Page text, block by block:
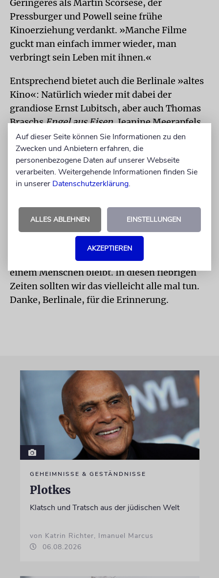
Geringeres als Martin Scorsese, der
Pressburger und Powell seine frühe
Kinoerziehung verdankt. »Manche Filme
guckt man einfach immer wieder, man
verbringt sein Leben mit ihnen.«
Entsprechend bietet auch die Berlinale »altes
Kino«: Natürlich wieder mit dabei der
grandiose Ernst Lubitsch, aber auch Thomas
BraschsEngel aus Eisen, Jeanine Meerapfels
Im Land meiner Elternund schließlich das
KleinodDiese Tage in Terezínvon Sibylle
Schönemann, der das kurze Leben des Prager
Kabarettisten Karel Švenk nachzeichnet, der
als »Chaplin von Theresienstadt« traurige
zwei Wochen vor Kriegsende ermordeten. 50
Jahre später suchen die Regisseurin, die
Autorin Lena Makarova und die israelische
Musikerin Victoria Hanna nach dem, was von
einem Menschen bleibt. In diesen fiebrigen
Zeiten sollten wir das vielleicht alle mal tun.
Danke, Berlinale, für die Erinnerung.
GEHEIMNISSE & GESTÄNDNISSE
Plotkes
Klatsch und Tratsch aus der jüdischen Welt
von Katrin Richter, Imanuel Marcus
06.08.2026
Auf dieser Seite können Sie Informationen zu den
Zwecken und Anbietern erfahren, die
personenbezogene Daten auf unserer Webseite
verarbeiten. Weitergehende Informationen finden Sie
in unserer Datenschutzerklärung.
ALLES ABLEHNEN EINSTELLUNGEN
AKZEPTIEREN